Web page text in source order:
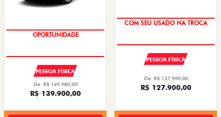
OPORTUNIDADE
PESSOA FÍSICA
De: R$ 149.980,00
R$ 139.900,00
COM SEU USADO NA TROCA
PESSOA FÍSICA
De: R$ 137.990,00
R$ 127.900,00